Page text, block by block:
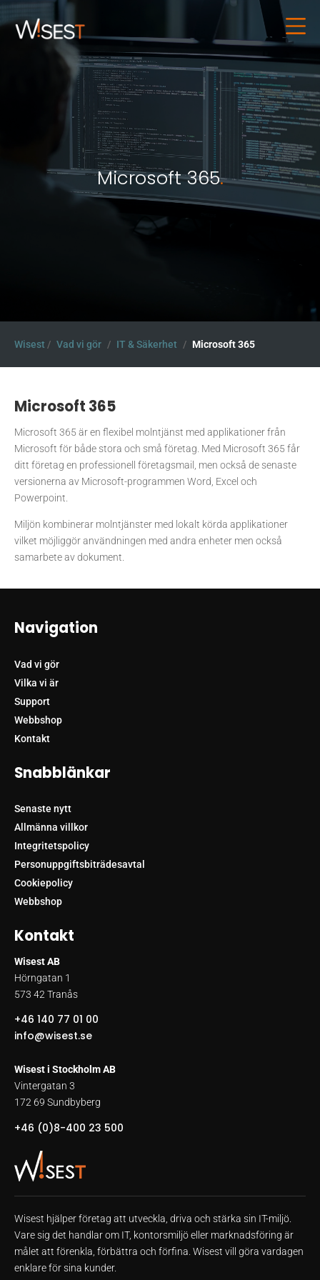
Microsoft 365.
Wisest / Vad vi gör / IT & Säkerhet / Microsoft 365
Microsoft 365
Microsoft 365 är en flexibel molntjänst med applikationer från
Microsoft för både stora och små företag. Med Microsoft 365 får
ditt företag en professionell företagsmail, men också de senaste
versionerna av Microsoft-programmen Word, Excel och
Powerpoint.
Miljön kombinerar molntjänster med lokalt körda applikationer
vilket möjliggör användningen med andra enheter men också
samarbete av dokument.
Navigation
Vad vi gör
Vilka vi är
Support
Webbshop
Kontakt
Snabblänkar
Senaste nytt
Allmänna villkor
Integritetspolicy
Personuppgiftsbiträdesavtal
Cookiepolicy
Webbshop
Kontakt
Wisest AB
Hörngatan 1
573 42 Tranås
+46 140 77 01 00
info@wisest.se
Wisest i Stockholm AB
Vintergatan 3
172 69 Sundbyberg
+46 (0)8-400 23 500
Wisest hjälper företag att utveckla, driva och stärka sin IT-miljö.
Vare sig det handlar om IT, kontorsmiljö eller marknadsföring är
målet att förenkla, förbättra och förfina. Wisest vill göra vardagen
enklare för sina kunder.